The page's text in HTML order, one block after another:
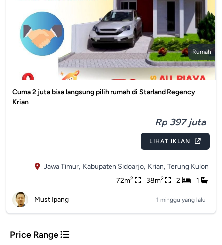
Rumah
Cuma 2 juta bisa langsung pilih rumah di Starland Regency
Krian
Rp 397 juta
LIHAT IKLAN
Jawa Timur, Kabupaten Sidoarjo, Krian, Terung Kulon
72m2 38m2 2 1
Must Ipang 1 minggu yang lalu
Price Range